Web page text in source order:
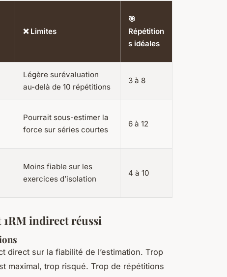
❌ Limites
🎯
Répétition
s idéales
Légère surévaluation
au-delà de 10 répétitions
3 à 8
Pourrait sous-estimer la
force sur séries courtes
6 à 12
Moins fiable sur les
exercices d’isolation
4 à 10
indirect réussi
direct sur la fiabilité de l’estimation. Trop
maximal, trop risqué. Trop de répétitions